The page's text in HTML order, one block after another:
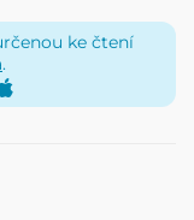
ke čtení
.